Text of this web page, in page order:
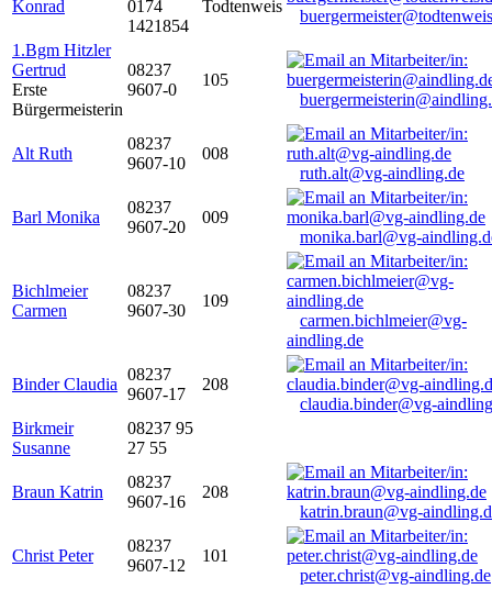
Konrad
0174
1421854
Todtenweis
1.Bgm Hitzler
Gertrud
Erste
Bürgermeisterin
08237
9607-0
105
Alt Ruth
08237
9607-10
008
ruth.alt@vg-aindling.de
Barl Monika
08237
9607-20
009
monika.barl@vg-
Bichlmeier
Carmen
08237
9607-30
109
carmen.bichlmeier@vg-
aindling.de
Binder Claudia
08237
9607-17
208
claudia.binder@vg-
Birkmeir
Susanne
08237 95
27 55
Braun Katrin
08237
9607-16
208
katrin.braun@vg-
Christ Peter
08237
9607-12
101
peter.christ@vg-aindling.de